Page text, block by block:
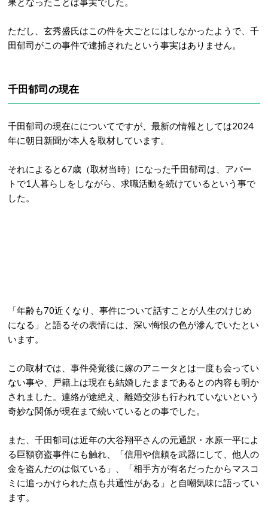
ただし、玄秀盛氏はこの件を大ごとにはしなかったようで、千
田郁司がこの事件で逮捕されたという事実はありません。
千田郁司の現在
千田郁司の現在にについてですが、最新の情報としては2024
年に朝日新聞が本人を取材しています。
それによると67歳（取材当時）になった千田郁司は、アパー
トで1人暮らしをしながら、求職活動を続けているという事で
した。
「年齢も70近くなり、事件について話すことが人生のけじめ
になる」と語るその表情には、深い悔恨の色が滲んでいたとい
います。
この取材では、事件発覚後に嫁のアニータとは一度も会ってい
ない事や、戸籍上は現在も結婚したままであるとの内容も明か
されました。連絡が途絶え、離婚交渉も行われていないという
奇妙な関係が現在まで続いているとの事でした。
また、千田郁司は近年の大谷翔平さんの元通訳・水原一平によ
る巨額窃盗事件にも触れ、「信用や信頼を武器にして、他人の
金を盗んだのは似ている」、「相手方が有名だったからマスコ
ミに追っかけられた点も共通性がある」と自嘲気味に語ってい
ます。